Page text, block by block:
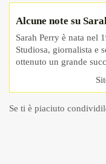
Alcune note su
Sarah Perry è nata nel
Studiosa, giornalista e
ottenuto un grande
Se ti è piaciuto